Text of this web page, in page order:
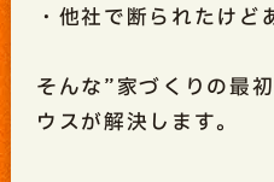
・他社で断られたけ
そんな”家づくりの最
ウスが解決します。